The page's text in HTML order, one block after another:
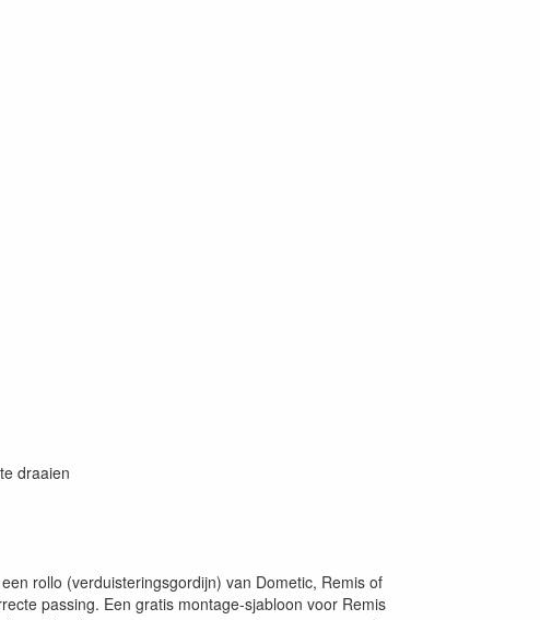
draaien
rollo (verduisteringsgordijn) van Dometic, Remis of
passing. Een gratis montage-sjabloon voor Remis